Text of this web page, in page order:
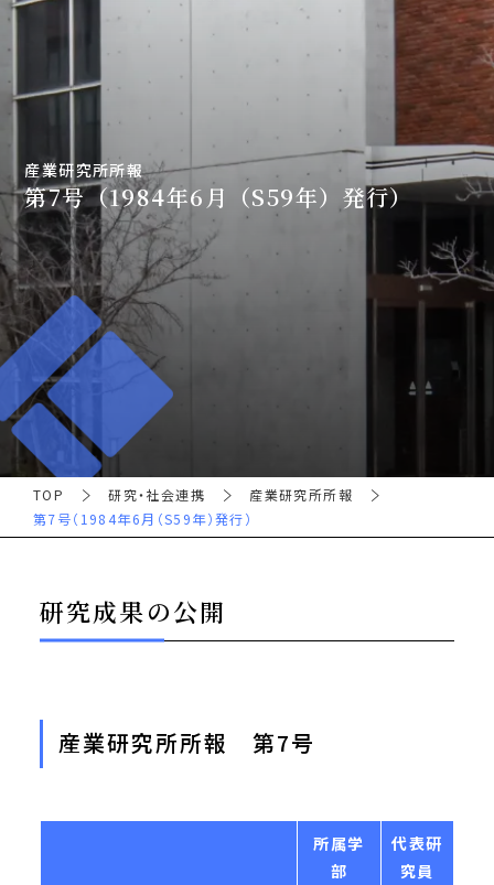
産業研究所所報
第7号（1984年6月（S59年）発行）
TOP 研究・社会連携
産業研究所所報
第7号（1984年6月（S59年）発行）
研究成果の公開
産業研究所所報 第7号
所属学
部
代表研
究員